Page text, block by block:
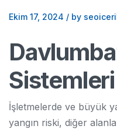
Ekim 17, 2024 / by
Sistemleri
İşletmelerde ve büyük
yangın riski, diğer